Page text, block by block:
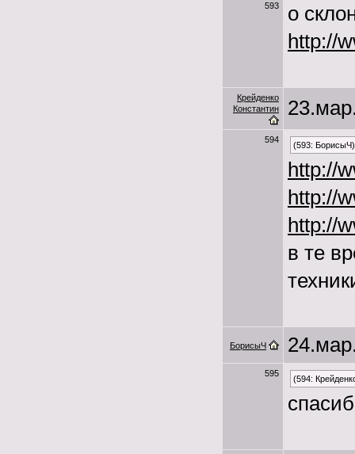
593
о
http://
Крейденко
Константин
594
(593: БорисыЧ)
http://
http://
http://
в те
БорисыЧ
595
(594: